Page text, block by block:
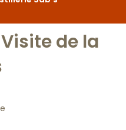
de la